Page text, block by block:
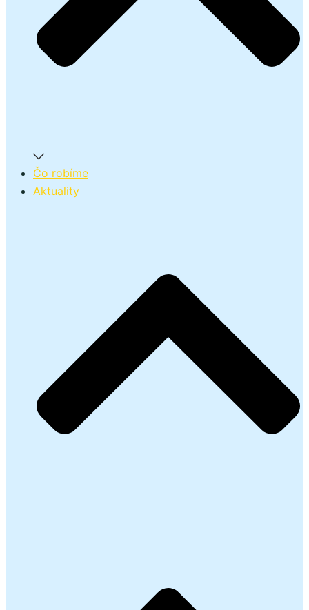
Čo robíme
Aktuality